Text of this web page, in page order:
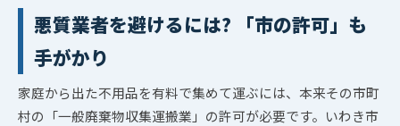
悪質業者を避けるには? 「市の許可」も
手がかり
家庭から出た不用品を有料で集めて運ぶには、本来その市町
村の「一般廃棄物収集運搬業」の許可が必要です。いわき市